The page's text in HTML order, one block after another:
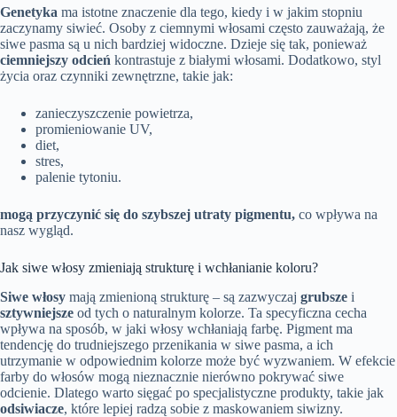
Genetyka ma istotne znaczenie dla tego, kiedy i w jakim stopniu
zaczynamy siwieć. Osoby z ciemnymi włosami często zauważają, że
siwe pasma są u nich bardziej widoczne. Dzieje się tak, ponieważ
ciemniejszy odcień kontrastuje z białymi włosami. Dodatkowo, styl
życia oraz czynniki zewnętrzne, takie jak:
zanieczyszczenie powietrza,
promieniowanie UV,
diet,
stres,
palenie tytoniu.
mogą przyczynić się do szybszej utraty pigmentu, co wpływa na
nasz wygląd.
Jak siwe włosy zmieniają strukturę i wchłanianie koloru?
Siwe włosy mają zmienioną strukturę – są zazwyczaj grubsze i
sztywniejsze od tych o naturalnym kolorze. Ta specyficzna cecha
wpływa na sposób, w jaki włosy wchłaniają farbę. Pigment ma
tendencję do trudniejszego przenikania w siwe pasma, a ich
utrzymanie w odpowiednim kolorze może być wyzwaniem. W efekcie
farby do włosów mogą nieznacznie nierówno pokrywać siwe
odcienie. Dlatego warto sięgać po specjalistyczne produkty, takie jak
odsiwiacze, które lepiej radzą sobie z maskowaniem siwizny.